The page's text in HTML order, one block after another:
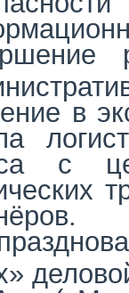
в
с